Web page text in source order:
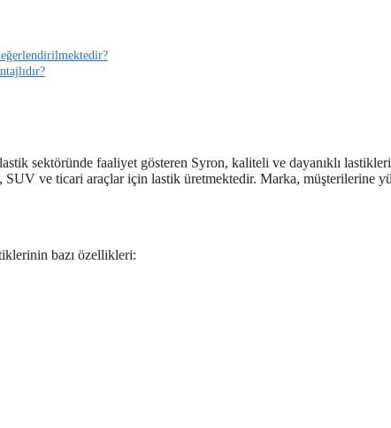
sektöründe faaliyet gösteren Syron, kaliteli ve dayanıklı
ve ticari araçlar için lastik üretmektedir. Marka, müşterilerine
bazı özellikleri: